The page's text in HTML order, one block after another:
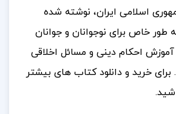
اسلامی ایران، نوشته شده
خاص برای نوجوانان و جوانان
احکام دینی و مسائل اخلاقی
برای خرید و دانلود کتاب های بیشتر
شید.